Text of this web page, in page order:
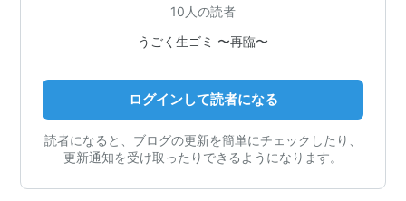
10人の読者
うごく生ゴミ 〜再臨〜
ログインして読者になる
読者になると、ブログの更新を簡単にチェックしたり、
更新通知を受け取ったりできるようになります。